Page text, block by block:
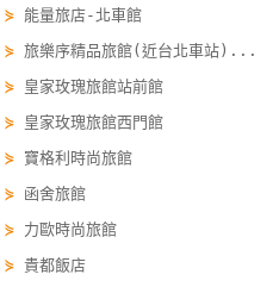
意
度
訂
單
管
理
⋟ 能量旅店-北車館
⋟旅樂序精品旅館(近台北車站)...
⋟ 皇家玫瑰旅館站前館
⋟ 皇家玫瑰旅館西門館
⋟ 寶格利時尚旅館
⋟ 函舍旅館
⋟ 力歐時尚旅館
⋟貴都飯店